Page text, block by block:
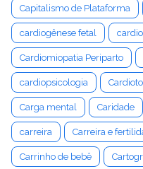
Capitalismo de Plataforma
cardiogênese fetal
Cardiomiopatia Periparto
cardiopsicologia
Carga mental Caridade
carreira Carreira e
Carrinho de bebê